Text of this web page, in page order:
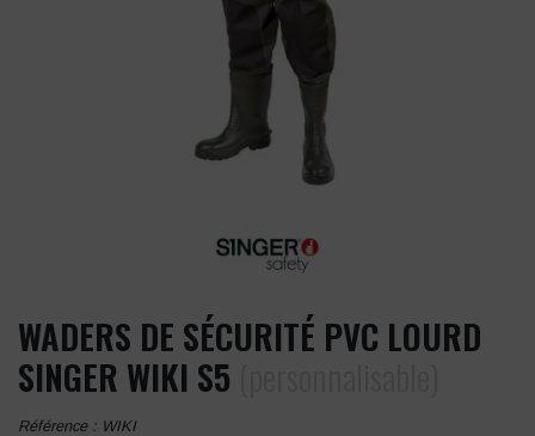
WADERS DE SÉCURITÉ PVC LOURD
SINGER WIKI S5
Référence : WIKI